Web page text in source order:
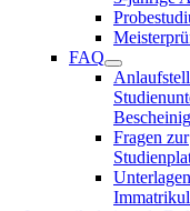
FAQ
Fragen zur